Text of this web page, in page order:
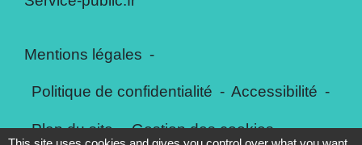
Mentions légales -
Politique de confidentialité - Accessibilité -
Plan du site - Gestion des cookies